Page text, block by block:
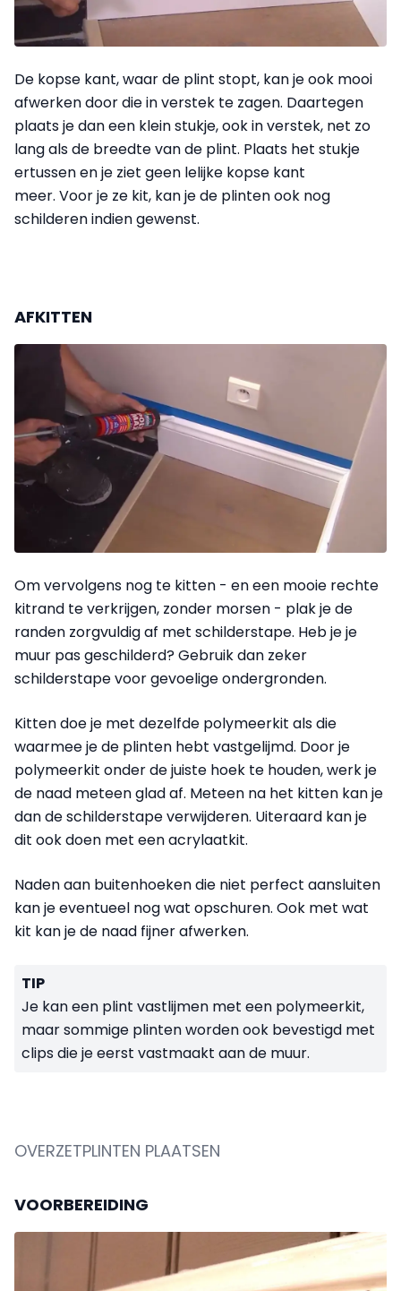
De kopse kant, waar de plint stopt, kan je ook mooi
afwerken door die in verstek te zagen. Daartegen
plaats je dan een klein stukje, ook in verstek, net zo
lang als de breedte van de plint. Plaats het stukje
ertussen en je ziet geen lelijke kopse kant
meer. Voor je ze kit, kan je de plinten ook nog
schilderen indien gewenst.
AFKITTEN
Om vervolgens nog te kitten - en een mooie rechte
kitrand te verkrijgen, zonder morsen - plak je de
randen zorgvuldig af met schilderstape. Heb je je
muur pas geschilderd? Gebruik dan zeker
schilderstape voor gevoelige ondergronden.
Kitten doe je met dezelfde polymeerkit als die
waarmee je de plinten hebt vastgelijmd. Door je
polymeerkit onder de juiste hoek te houden, werk je
de naad meteen glad af. Meteen na het kitten kan je
dan de schilderstape verwijderen. Uiteraard kan je
dit ook doen met een acrylaatkit.
Naden aan buitenhoeken die niet perfect aansluiten
kan je eventueel nog wat opschuren. Ook met wat
kit kan je de naad fijner afwerken.
TIP
Je kan een plint vastlijmen met een polymeerkit,
maar sommige plinten worden ook bevestigd met
clips die je eerst vastmaakt aan de muur.
OVERZETPLINTEN PLAATSEN
VOORBEREIDING